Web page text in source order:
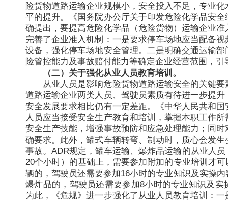
险货物道路运输企业规模小，安全投入不足，专业
平的提升。《国务院办公厅关于印发危险化学品安
确提出，要提高危险化学品（危险货物）运输企业
完善了企业准入机制：一是要求停车场地应当配备
设备，强化停车场地安全管理。二是明确交通运输
险管控能力及事故赔付能力等确定企业经营范围，引
（二）关于强化从业人员教育培训。
从业人员是影响危险货物道路运输安全的关键
道路运输企业两类人员、驾驶员素质有待进一步提
安全发展要求相比仍有一定差距。《中华人民共和
人员应当接受安全生产教育和培训，掌握本职工作
安全生产技能，增强事故预防和应急处理能力；同
确要求。此外，罐式车辆转弯、制动时，质心会发
事故。ADR规定，罐车运输、爆炸品运输的从业人
20个小时）的基础上，需要参加附加的专业培训才
辆的，驾驶员还需要参加16小时的专业知识及实操
爆炸品的，驾驶员还需要参加8小时的专业知识及实
为此，《危规》进一步强化了从业人员教育培训：